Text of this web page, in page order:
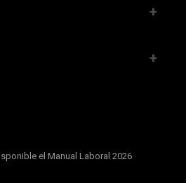
el Manual Laboral 2026